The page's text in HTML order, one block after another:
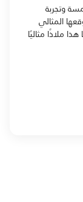
وتجربة
المثالي
ملاذًا مثاليًا